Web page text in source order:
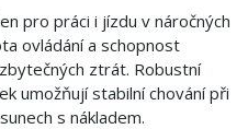
pro práci i jízdu v náročných
ovládání a schopnost
ztrát. Robustní
umožňují stabilní chování při
s nákladem.